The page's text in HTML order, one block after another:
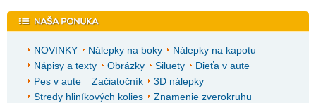
NOVINKY Nálepky na boky
Nálepky na kapotu
Nápisy a texty
Obrázky Siluety
Dieťa v aute
Pes v aute
Začiatočník
3D nálepky
Stredy hliníkových kolies
Znamenie zverokruhu